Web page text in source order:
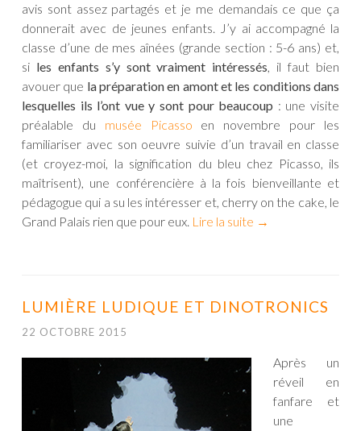
avis sont assez partagés et je me demandais ce que ça
donnerait avec de jeunes enfants. J’y ai accompagné la
classe d’une de mes aînées (grande section : 5-6 ans) et,
si les enfants s’y sont vraiment intéressés, il faut bien
avouer que la préparation en amont et les conditions dans
lesquelles ils l’ont vue y sont pour beaucoup : une visite
préalable du musée Picasso en novembre pour les
familiariser avec son oeuvre suivie d’un travail en classe
(et croyez-moi, la signification du bleu chez Picasso, ils
maîtrisent), une conférencière à la fois bienveillante et
pédagogue qui a su les intéresser et, cherry on the cake, le
Grand Palais rien que pour eux. Lire la suite →
LUMIÈRE LUDIQUE ET DINOTRONICS
22 OCTOBRE 2015
Après un
réveil en
fanfare et
une